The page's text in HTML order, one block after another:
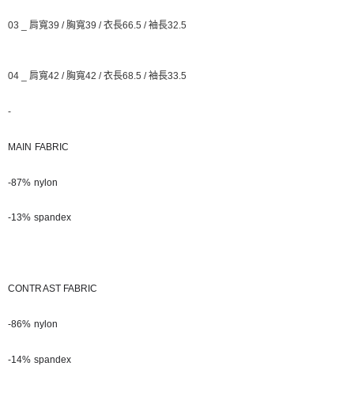
03 _ 肩寬39 / 胸寬39 / 衣長66.5 / 袖長32.5
04 _ 肩寬42 / 胸寬42 / 衣長68.5 / 袖長33.5
-
MAIN FABRIC
-87% nylon
-13% spandex
CONTRAST FABRIC
-86% nylon
-14% spandex